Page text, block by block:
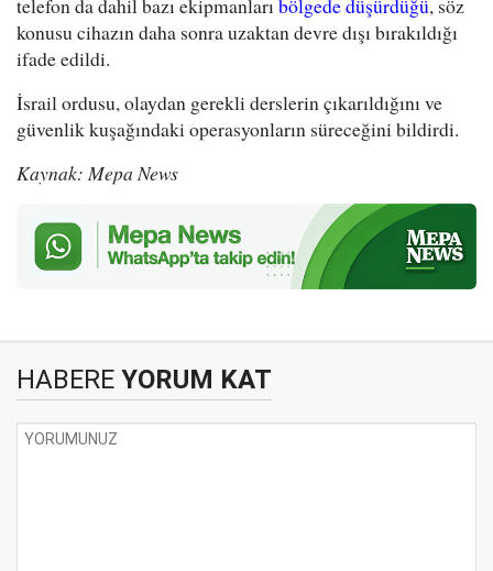
telefon da dahil bazı ekipmanlarıbölgede düşürdüğü, söz
konusu cihazın daha sonra uzaktan devre dışı bırakıldığı
ifade edildi.
İsrail ordusu, olaydan gerekli derslerin çıkarıldığını ve
güvenlik kuşağındaki operasyonların süreceğini bildirdi.
Kaynak: Mepa News
HABERE YORUM KAT